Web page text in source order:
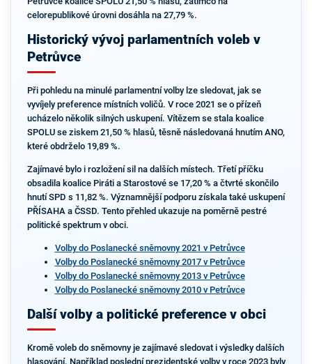
celorepublikové úrovni dosáhla na 27,79 %.
Historický vývoj parlamentních voleb v
Petrůvce
Při pohledu na minulé parlamentní volby lze sledovat, jak se
vyvíjely preference místních voličů. V roce 2021 se o přízeň
ucházelo několik silných uskupení. Vítězem se stala koalice
SPOLU se ziskem 21,50 % hlasů, těsně následovaná hnutím ANO,
které obdrželo 19,89 %.
Zajímavé bylo i rozložení sil na dalších místech. Třetí příčku
obsadila koalice Piráti a Starostové se 17,20 % a čtvrté skončilo
hnutí SPD s 11,82 %. Významnější podporu získala také uskupení
PŘÍSAHA a ČSSD. Tento přehled ukazuje na poměrně pestré
politické spektrum v obci.
Volby do Poslanecké sněmovny 2021 v Petrůvce
Volby do Poslanecké sněmovny 2017 v Petrůvce
Volby do Poslanecké sněmovny 2013 v Petrůvce
Volby do Poslanecké sněmovny 2010 v Petrůvce
Další volby a politické preference v obci
Kromě voleb do sněmovny je zajímavé sledovat i výsledky dalších
hlasování. Například poslední prezidentské volby v roce 2023 byly